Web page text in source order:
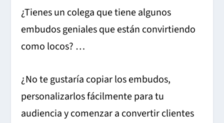
¿Tienes un colega que tiene algunos
embudos geniales que están convirtiendo
como locos? …
¿No te gustaría copiar los embudos,
personalizarlos fácilmente para tu
audiencia y comenzar a convertir clientes